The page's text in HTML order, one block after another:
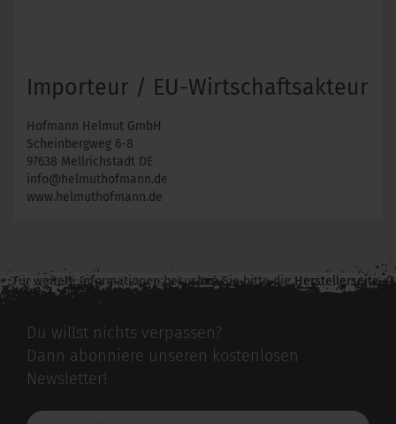
Importeur / EU-Wirtschaftsakteur
Hofmann Helmut GmbH
Scheinbergweg 6-8
97638 Mellrichstadt DE
info@helmuthofmann.de
www.helmuthofmann.de
Für weitere Informationen besuchen Sie bitte dieHerstellerseite
zu diesem Artikel.
Du willst nichts verpassen?
Dann abonniere unseren kostenlosen
Newsletter!
Deine